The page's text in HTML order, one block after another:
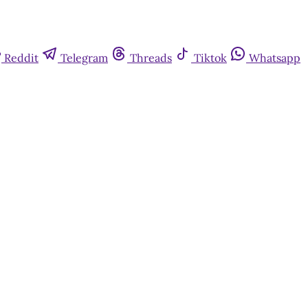
Reddit Telegram Threads Tiktok
Whatsapp